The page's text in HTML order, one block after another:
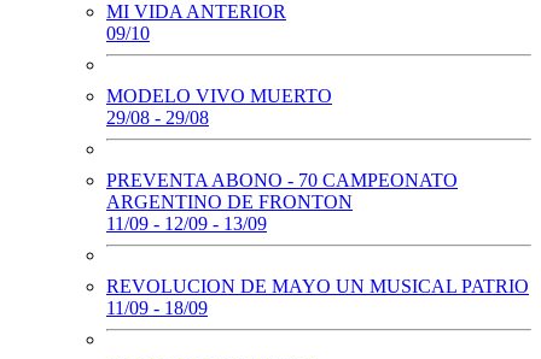
MI VIDA ANTERIOR
09/10
MODELO VIVO MUERTO
29/08 - 29/08
PREVENTA ABONO - 70 CAMPEONATO
ARGENTINO DE FRONTON
11/09 - 12/09 - 13/09
REVOLUCION DE MAYO UN MUSICAL PATRIO
11/09 - 18/09